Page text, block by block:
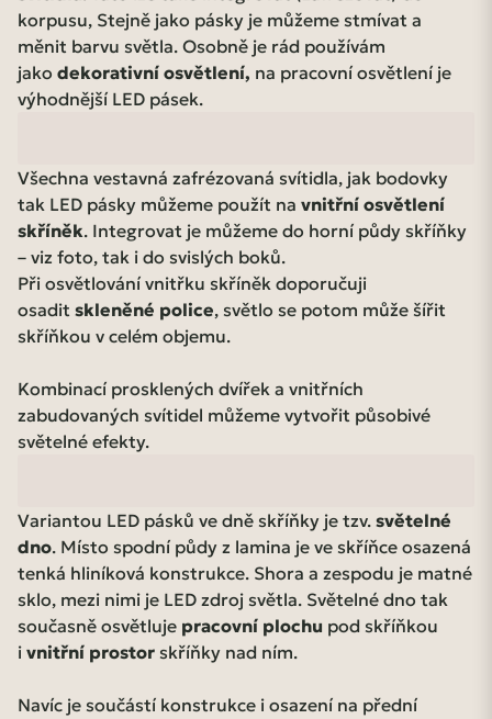
korpusu, Stejně jako pásky je můžeme stmívat a
měnit barvu světla. Osobně je rád používám
jako dekorativní osvětlení, na pracovní osvětlení je
výhodnější LED pásek.
Všechna vestavná zafrézovaná svítidla, jak bodovky
tak LED pásky můžeme použít na vnitřní osvětlení
skříněk. Integrovat je můžeme do horní půdy skříňky
– viz foto, tak i do svislých boků.
Při osvětlování vnitřku skříněk doporučuji
osadit skleněné police, světlo se potom může šířit
skříňkou v celém objemu.
Kombinací prosklených dvířek a vnitřních
zabudovaných svítidel můžeme vytvořit působivé
světelné efekty.
Variantou LED pásků ve dně skříňky je tzv. světelné
dno. Místo spodní půdy z lamina je ve skříňce osazená
tenká hliníková konstrukce. Shora a zespodu je matné
sklo, mezi nimi je LED zdroj světla. Světelné dno tak
současně osvětluje pracovní plochu pod skříňkou
i vnitřní prostor skříňky nad ním.
Navíc je součástí konstrukce i osazení na přední